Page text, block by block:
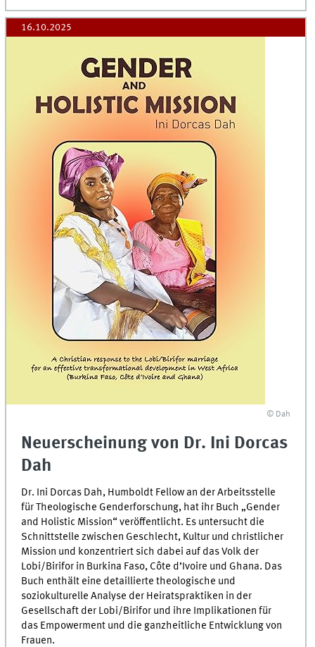
16.10.2025
© Dah
Neuerscheinung von Dr. Ini Dorcas
Dah
Dr. Ini Dorcas Dah, Humboldt Fellow an der Arbeitsstelle
für Theologische Genderforschung, hat ihr Buch „Gender
and Holistic Mission“ veröffentlicht. Es untersucht die
Schnittstelle zwischen Geschlecht, Kultur und christlicher
Mission und konzentriert sich dabei auf das Volk der
Lobi/Birifor in Burkina Faso, Côte d’Ivoire und Ghana. Das
Buch enthält eine detaillierte theologische und
soziokulturelle Analyse der Heiratspraktiken in der
Gesellschaft der Lobi/Birifor und ihre Implikationen für
das Empowerment und die ganzheitliche Entwicklung von
Frauen.